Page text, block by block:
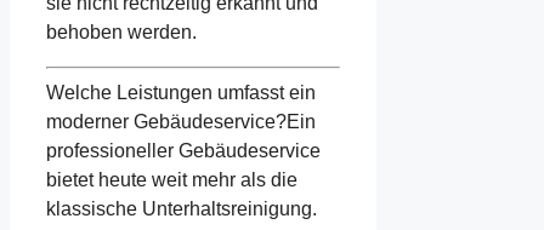
behoben werden.
Welche Leistungen umfasst ein
moderner Gebäudeservice?Ein
professioneller Gebäudeservice
bietet heute weit mehr als die
klassische Unterhaltsreinigung.